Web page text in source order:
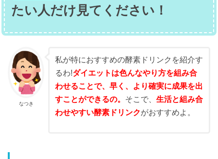
たい人だけ見てください！
なつき
私が特におすすめの酵素ドリンクを紹介す
るわ!ダイエットは色んなやり方を組み合
わせることで、早く、より確実に成果を出
すことができるの。 そこで、 生活と組み合
わせやすい酵素ドリンクがおすすめよ。